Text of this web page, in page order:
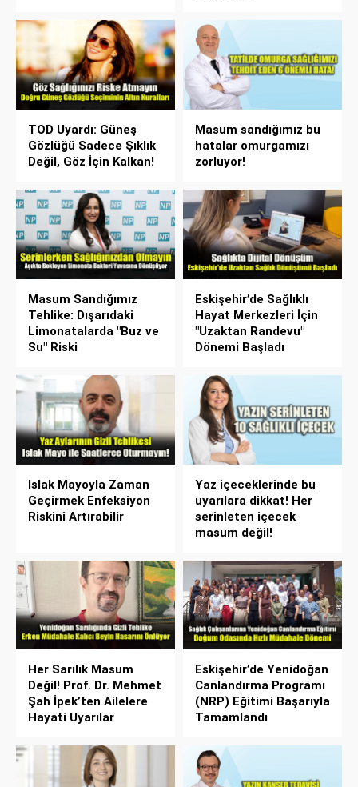
TOD Uyardı: Güneş
Gözlüğü Sadece Şıklık
Değil, Göz İçin Kalkan!
Masum sandığımız bu
hatalar omurgamızı
zorluyor!
Masum Sandığımız
Tehlike: Dışarıdaki
Limonatalarda "Buz ve
Su" Riski
Eskişehir’de Sağlıklı
Hayat Merkezleri İçin
"Uzaktan Randevu"
Dönemi Başladı
Islak Mayoyla Zaman
Geçirmek Enfeksiyon
Riskini Artırabilir
Yaz içeceklerinde bu
uyarılara dikkat! Her
serinleten içecek
masum değil!
Her Sarılık Masum
Değil! Prof. Dr. Mehmet
Şah İpek’ten Ailelere
Hayati Uyarılar
Eskişehir’de Yenidoğan
Canlandırma Programı
(NRP) Eğitimi Başarıyla
Tamamlandı